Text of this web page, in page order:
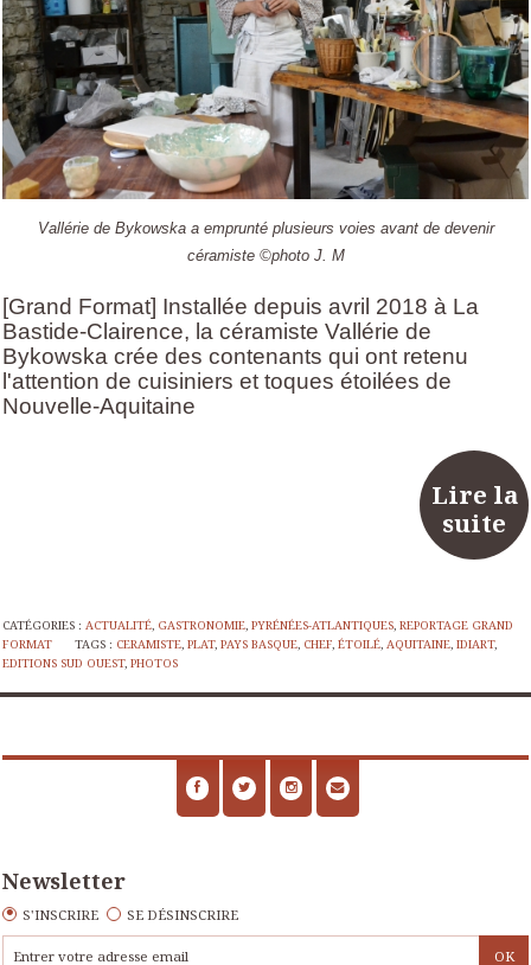
Vallérie de Bykowska a emprunté plusieurs voies avant de devenir
céramiste ©photo J. M
[Grand Format] Installée depuis avril 2018 à La
Bastide-Clairence, la céramiste Vallérie de
Bykowska crée des contenants qui ont retenu
l'attention de cuisiniers et toques étoilées de
Nouvelle-Aquitaine
Lire la
suite
CATÉGORIES : ACTUALITÉ, GASTRONOMIE, PYRÉNÉES-ATLANTIQUES, REPORTAGE GRAND
FORMAT
TAGS : CERAMISTE,PLAT,PAYS BASQUE, CHEF,ÉTOILÉ,AQUITAINE,IDIART,
EDITIONS SUD OUEST, PHOTOS
Newsletter
S'INSCRIRE SE DÉSINSCRIRE